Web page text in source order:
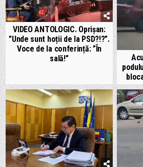
VIDEO ANTOLOGIC. Oprișan:
”Unde sunt hoții de la PSD?!?”.
Voce de la conferință: ”În
sală!”